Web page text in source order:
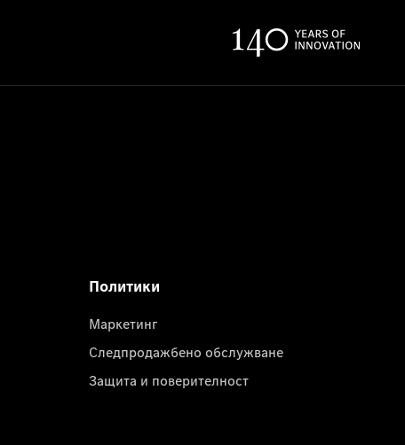
Политики
Маркетинг
Следпродажбено обслужване
Защита и поверителност